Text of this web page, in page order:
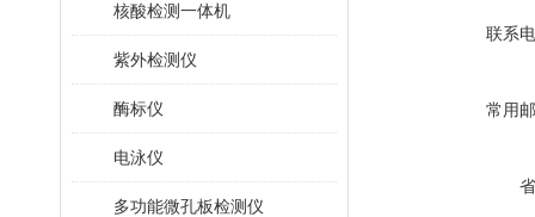
核酸检测一体机
紫外检测仪
酶标仪
电泳仪
多功能微孔板检测仪
联系
常用